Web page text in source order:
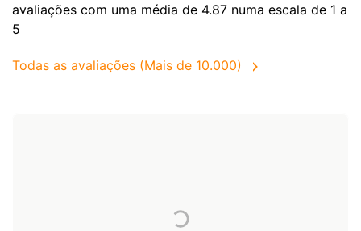
avaliações com uma média de 4.87 numa escala de 1 a
5
Todas as avaliações (Mais de 10.000)